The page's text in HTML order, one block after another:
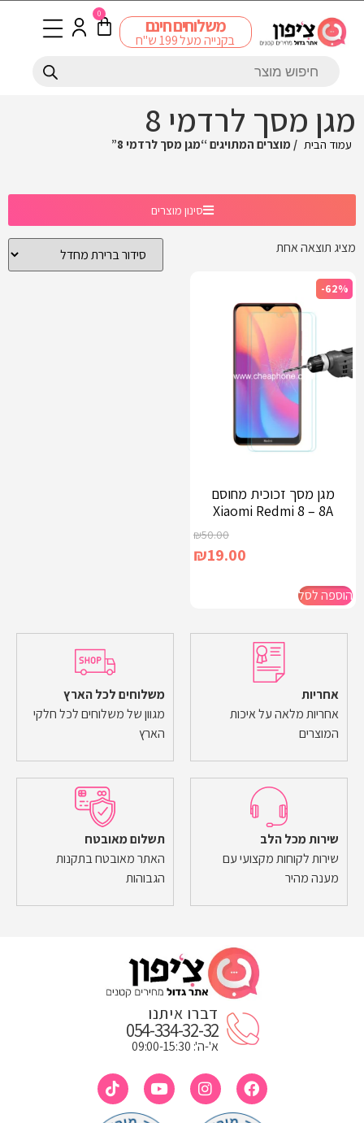
משלוחים חינם
בקנייה מעל 199 ש"ח
0
מגן מסך לרדמי 8
עמוד הבית / מוצרים המתויגים “מגן מסך לרדמי 8”
סינון מוצרים
מציג תוצאה אחת
-62%
מגן מסך זכוכית מחוסם
Xiaomi Redmi 8 – 8A
₪50.00
₪19.00
הוספה לסל
אחריות
אחריות מלאה על איכות
המוצרים
משלוחים לכל הארץ
מגוון של משלוחים לכל חלקי
הארץ
שירות מכל הלב
שירות לקוחות מקצועי עם
מענה מהיר
תשלום מאובטח
האתר מאובטח בתקנות
הגבוהות
דברו איתנו
054-334-32-32
א'-ה': 09:00-15:30